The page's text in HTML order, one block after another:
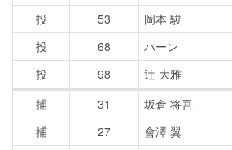
投
53 岡本 駿
投
68 ハーン
投
98 辻 大雅
捕
31 坂倉 将吾
捕
27 會澤 翼